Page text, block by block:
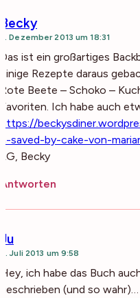
Becky
2. Dezember 2013 um 18:31
Das ist ein großartiges
einige Rezepte daraus
Rote Beete – Schoko –
Favoriten. Ich habe auch
https://
n-saved-by-cake-von-
LG, Becky
Antworten
Ju
9. Juli 2013 um 9:58
Hey, ich habe das Buch
geschrieben (und so